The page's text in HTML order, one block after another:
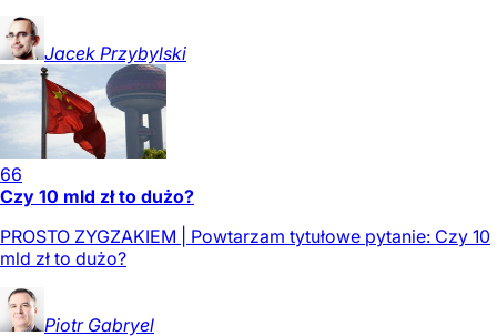
Jacek Przybylski
66
Czy 10 mld zł to dużo?
PROSTO ZYGZAKIEM | Powtarzam tytułowe pytanie: Czy 10
mld zł to dużo?
Piotr Gabryel